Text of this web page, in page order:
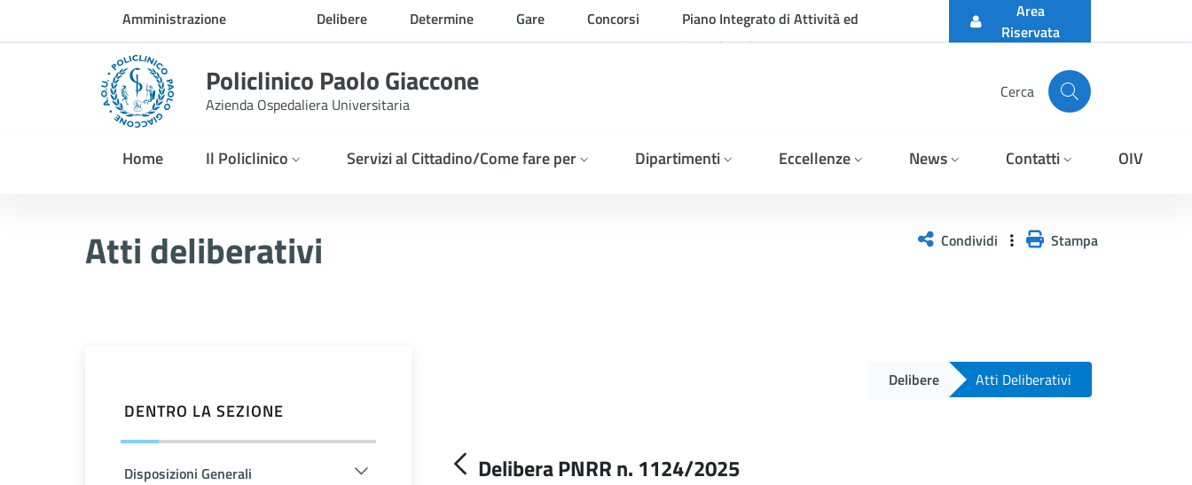
Skip to Main ContentAmministrazione
trasparente
Delibere Determine Gare Concorsi
Piano Integrato di Attività ed
Organizzazione
Area
Riservata
Policlinico Paolo Giaccone
Azienda Ospedaliera Universitaria
Cerca
Home Il Policlinico Servizi al Cittadino/Come fare per Dipartimenti Eccellenze News Contatti OIV
Atti deliberativi Condividi Stampa
DENTRO LA SEZIONE
Disposizioni Generali
Delibere Atti Deliberativi
Delibera PNRR n. 1124/2025